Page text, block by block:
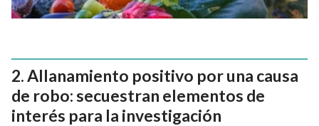
Allanamiento positivo por una causa
de robo: secuestran elementos de
interés para la investigación